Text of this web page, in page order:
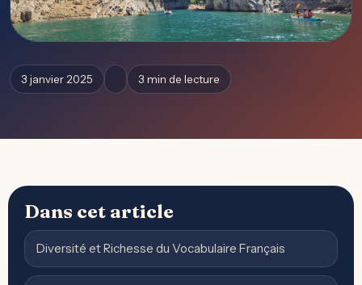
3 janvier 2025 3 min de lecture
Dans cet article
Diversité et Richesse du Vocabulaire Français